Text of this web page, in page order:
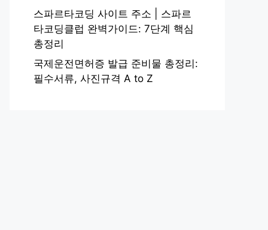
스파르타코딩 사이트 주소 | 스파르
타코딩클럽 완벽가이드: 7단계 핵심
총정리
국제운전면허증 발급 준비물 총정리:
필수서류, 사진규격 A to Z